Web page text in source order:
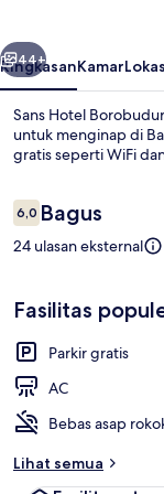
Berikutnya
44+
RingkasanKamar
Sans Hotel
untuk menginap di
gratis seperti WiFi
Ulasan
6,06,0 dari 10
Bagus
24 ulasan eksternal
Fasilitas
Parkir gratis
AC
Bebas asap
Lihat semua